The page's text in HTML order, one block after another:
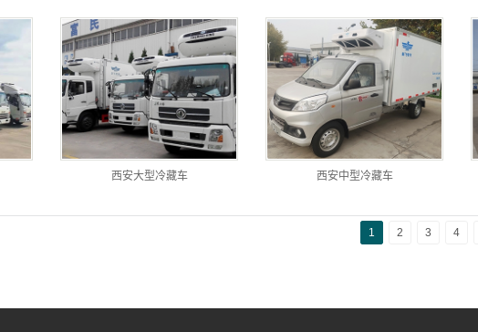
西安大型冷藏车 西安中型冷藏车
1 2 3 4